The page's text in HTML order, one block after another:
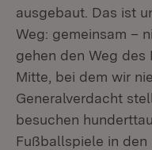
ausgebaut. Das ist
Weg: gemeinsam –
gehen den Weg des
Mitte, bei dem wir
Generalverdacht
besuchen
Fußballspiele in